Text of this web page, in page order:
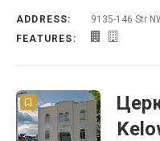
ADDRESS:
9135-146 Str
FEATURES: